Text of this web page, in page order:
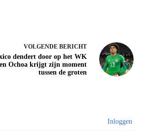
VOLGENDE BERICHT
dendert door op het WK
en Ochoa krijgt zijn moment
tussen de groten
Inloggen